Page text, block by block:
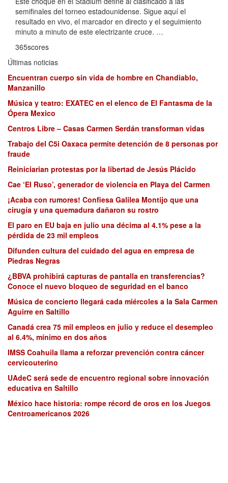
semifinales del torneo estadounidense. Sigue aquí el
resultado en vivo, el marcador en directo y el seguimiento
minuto a minuto de este electrizante cruce. …
365scores
Últimas noticias
Encuentran cuerpo sin vida de hombre en Chandiablo,
Manzanillo
Música y teatro: EXATEC en el elenco de El Fantasma de la
Ópera Mexico
Centros Libre – Casas Carmen Serdán transforman vidas
Trabajo del C5i Oaxaca permite detención de 8 personas por
fraude
Reiniciarian protestas por la libertad de Jesús Plácido
Cae ‘El Ruso’, generador de violencia en Playa del Carmen
¡Acaba con rumores! Confiesa Galilea Montijo que una
cirugía y una quemadura dañaron su rostro
El paro en EU baja en julio una décima al 4.1% pese a la
pérdida de 23 mil empleos
Difunden cultura del cuidado del agua en empresa de
Piedras Negras
¿BBVA prohibirá capturas de pantalla en transferencias?
Conoce el nuevo bloqueo de seguridad en el banco
Música de concierto llegará cada miércoles a la Sala Carmen
Aguirre en Saltillo
Canadá crea 75 mil empleos en julio y reduce el desempleo
al 6.4%, mínimo en dos años
IMSS Coahuila llama a reforzar prevención contra cáncer
cervicouterino
UAdeC será sede de encuentro regional sobre innovación
educativa en Saltillo
México hace historia: rompe récord de oros en los Juegos
Centroamericanos 2026